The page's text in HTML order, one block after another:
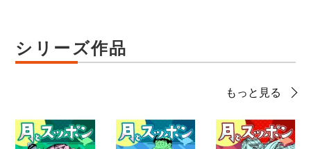
シリーズ作品
もっと見る